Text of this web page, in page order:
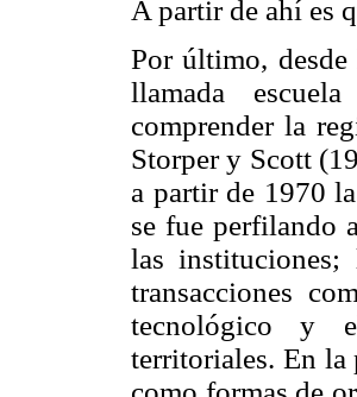
A partir de ahí es
Por último,
llamada
comprender la
Storper y Scott
a partir de 1970
se fue perfilando
las
transacciones
tecnológico y
territoriales. En la